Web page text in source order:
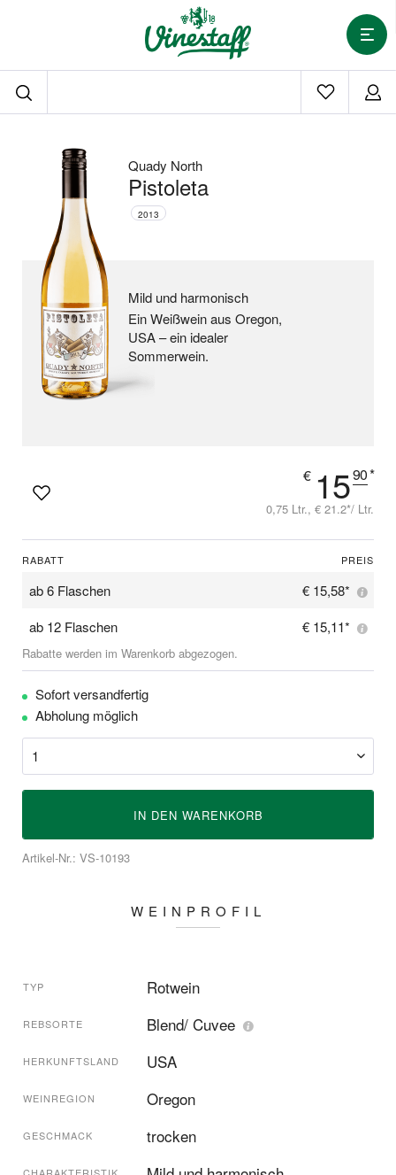
Quady North
Pistoleta
2013
Mild und harmonisch
Ein Weißwein aus Oregon,
USA –ein idealer
Sommerwein.
€ 1590*
0,75 Ltr., € 21.2*/ Ltr.
RABATT PREIS
ab6 Flaschen
€ 15,58*
ab 12 Flaschen € 15,11*
Rabatte werden im Warenkorb abgezogen.
Sofort versandfertig
Abholung möglich
IN DEN WARENKORB
Artikel-Nr.: VS-10193
WEINPROFIL
TYP Rotwein
REBSORTE Blend/ Cuvee
HERKUNFTSLAND USA
WEINREGION Oregon
GESCHMACK trocken